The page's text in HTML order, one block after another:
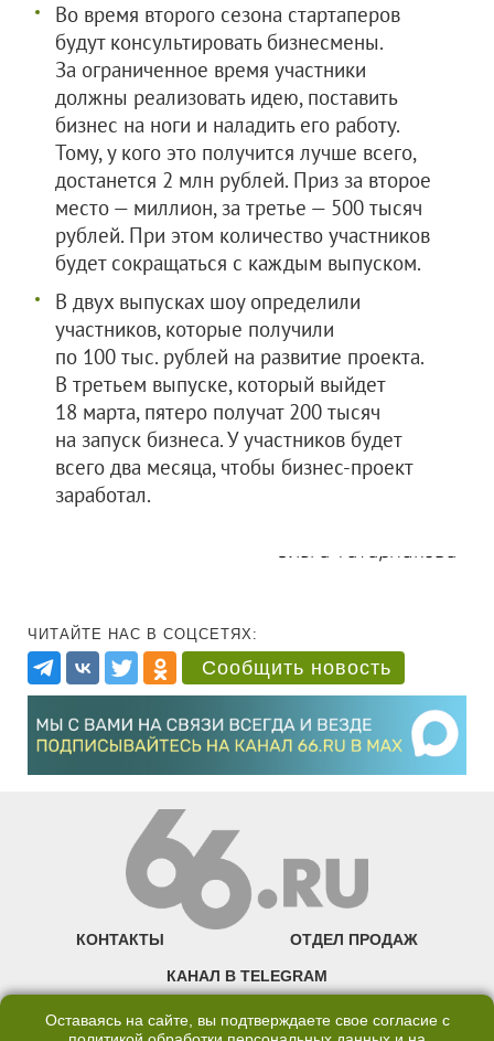
Во время второго сезона стартаперов
будут консультировать бизнесмены.
За ограниченное время участники
должны реализовать идею, поставить
бизнес на ноги и наладить его работу.
Тому, у кого это получится лучше всего,
достанется 2 млн рублей. Приз за второе
место — миллион, за третье — 500 тысяч
рублей. При этом количество участников
будет сокращаться с каждым выпуском.
В двух выпусках шоу определили
участников, которые получили
по 100 тыс. рублей на развитие проекта.
В третьем выпуске, который выйдет
18 марта, пятеро получат 200 тысяч
на запуск бизнеса. У участников будет
всего два месяца, чтобы бизнес-проект
заработал.
Ольга Татарникова
ЧИТАЙТЕ НАС В СОЦСЕТЯХ:
Сообщить новость
КОНТАКТЫ ОТДЕЛ ПРОДАЖ
КАНАЛ В TELEGRAM
ПОЛИТИКА ОБРАБОТКИ ПЕРСОНАЛЬНЫХ ДАННЫХ
Оставаясь на сайте, вы подтверждаете свое согласие с